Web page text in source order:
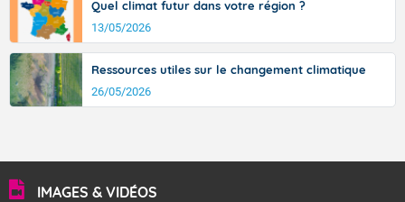
Quel climat futur dans votre région ?
13/05/2026
Ressources utiles sur le changement climatique
26/05/2026
IMAGES & VIDÉOS